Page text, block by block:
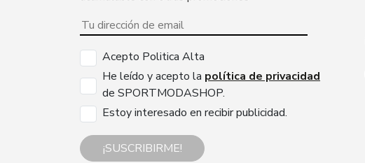
Acepto Politica Alta
He leído y acepto la política de privacidad
de SPORTMODASHOP.
Estoy interesado en recibir publicidad.
¡SUSCRIBIRME!